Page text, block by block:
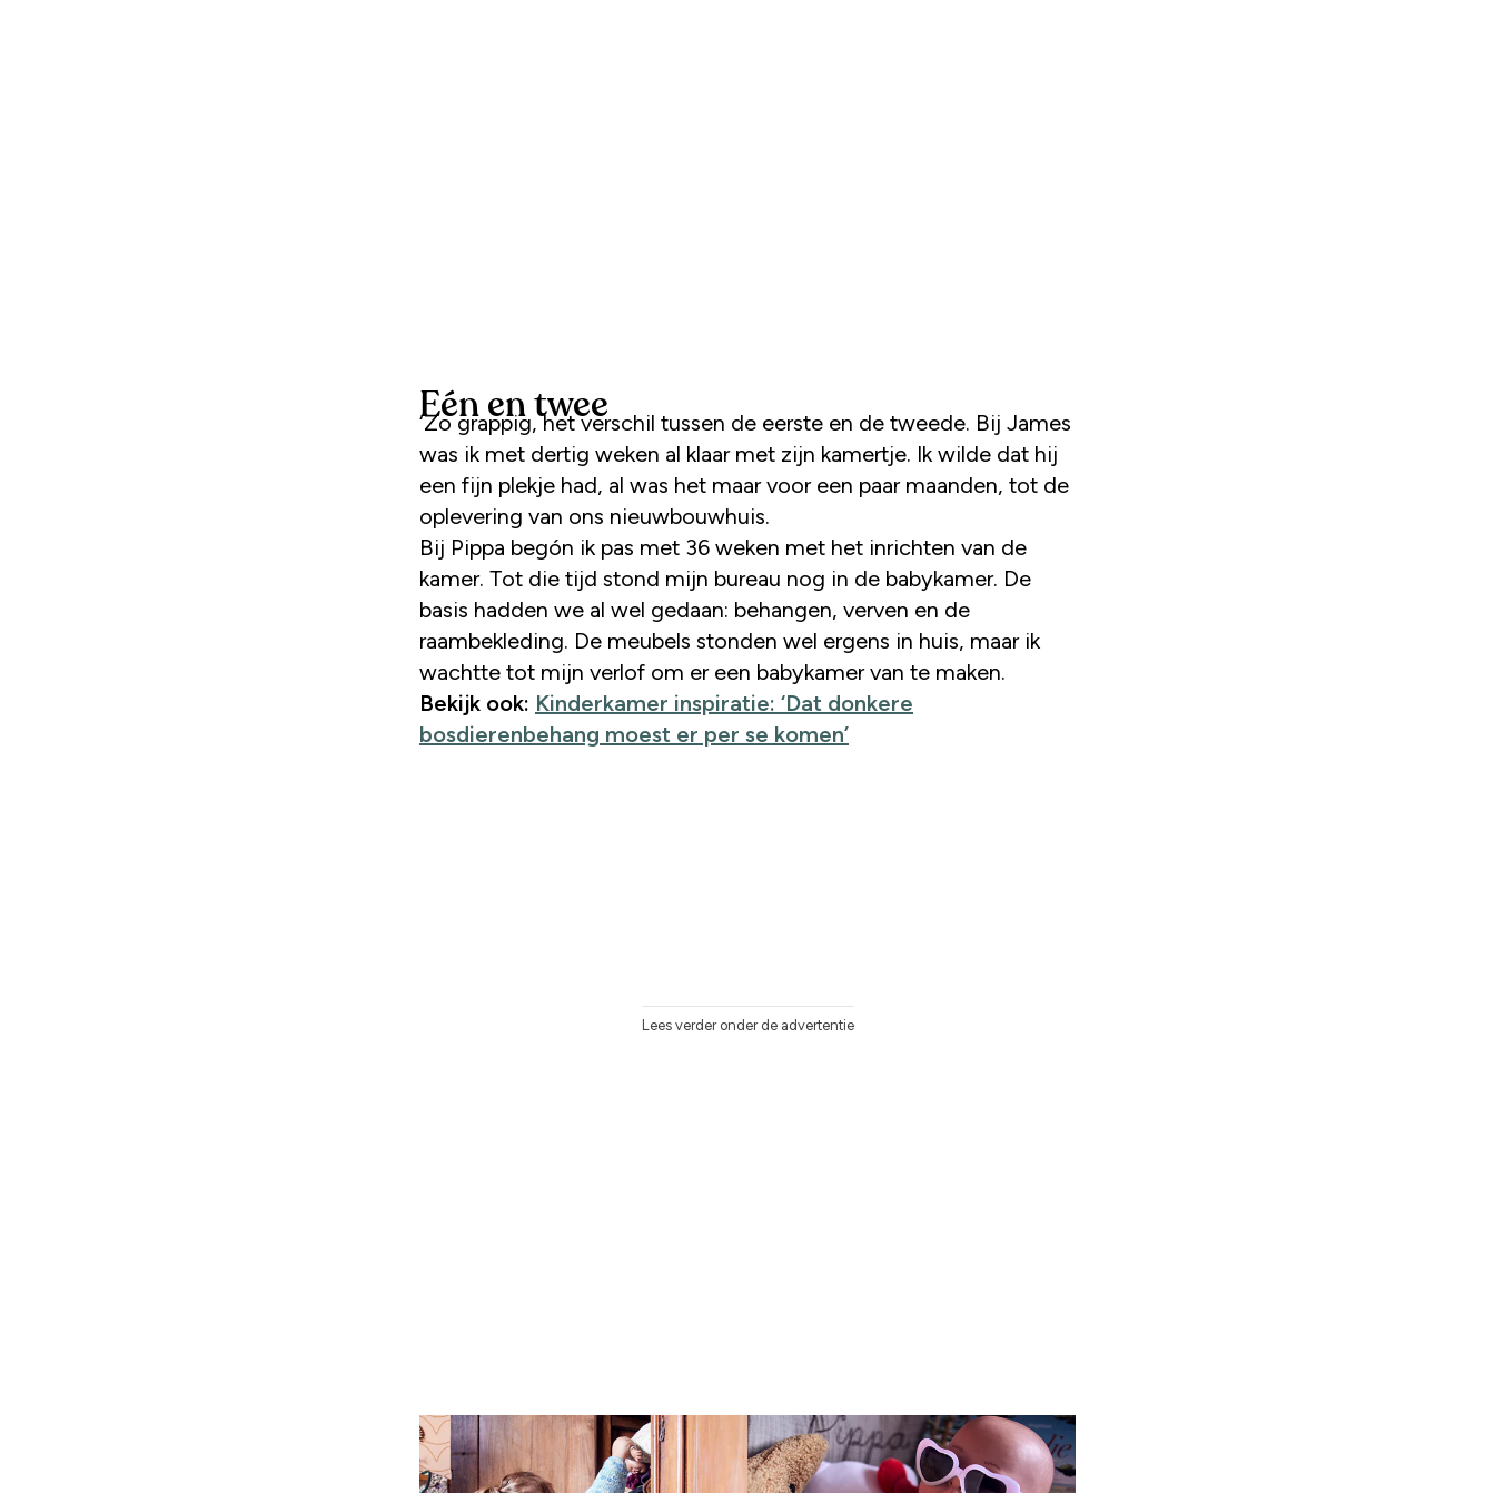
Eén en twee
‘Zo grappig, het verschil tussen de eerste en de tweede. Bij James
was ik met dertig weken al klaar met zijn kamertje. Ik wilde dat hij
een fijn plekje had, al was het maar voor een paar maanden, tot de
oplevering van ons nieuwbouwhuis.
Bij Pippa begón ik pas met 36 weken met het inrichten van de
kamer. Tot die tijd stond mijn bureau nog in de babykamer. De
basis hadden we al wel gedaan: behangen, verven en de
raambekleding. De meubels stonden wel ergens in huis, maar ik
wachtte tot mijn verlof om er een babykamer van te maken.
Bekijk ook: Kinderkamer inspiratie: ‘Dat donkere
bosdierenbehang moest er per se komen’
Lees verder onder de advertentie